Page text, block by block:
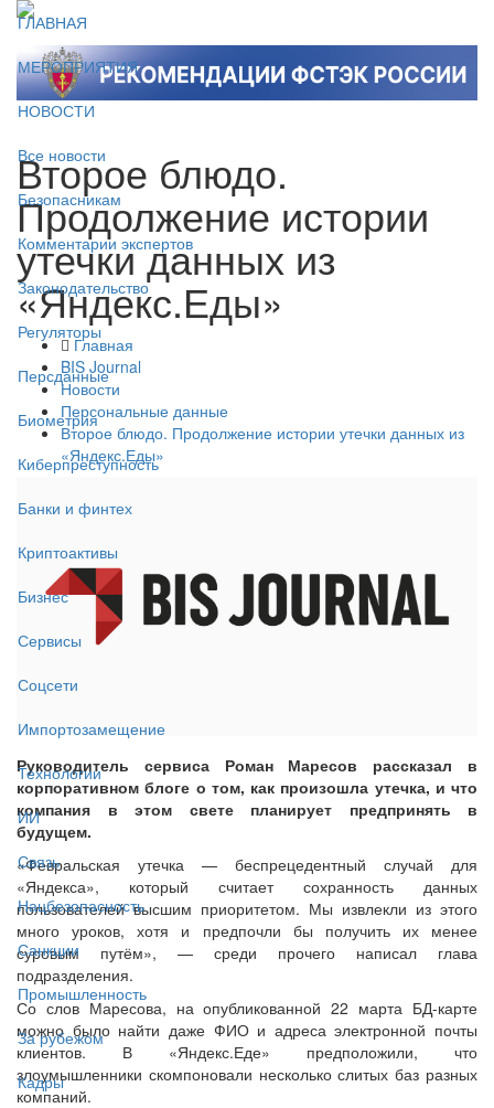
ГЛАВНАЯ
МЕРОПРИЯТИЯ
НОВОСТИ
Все новости
Безопасникам
Комментарии экспертов
Законодательство
Регуляторы
Персданные
Биометрия
Киберпреступность
Банки и финтех
Криптоактивы
Бизнес
Сервисы
Соцсети
Импортозамещение
Технологии
ИИ
Связь
Нацбезопасность
Санкции
Промышленность
За рубежом
Кадры
Второе блюдо.
Продолжение истории
утечки данных из
«Яндекс.Еды»
Главная
BIS Journal
Новости
Персональные данные
Второе блюдо. Продолжение истории утечки данных из
«Яндекс.Еды»
Руководитель сервиса Роман Маресов рассказал в
корпоративном блоге о том, как произошла утечка, и что
компания в этом свете планирует предпринять в
будущем.
«Февральская утечка — беспрецедентный случай для
«Яндекса», который считает сохранность данных
пользователей высшим приоритетом. Мы извлекли из этого
много уроков, хотя и предпочли бы получить их менее
суровым путём», — среди прочего написал глава
подразделения.
Со слов Маресова, на опубликованной 22 марта БД-карте
можно было найти даже ФИО и адреса электронной почты
клиентов. В «Яндекс.Еде» предположили, что
злоумышленники скомпоновали несколько слитых баз разных
компаний.